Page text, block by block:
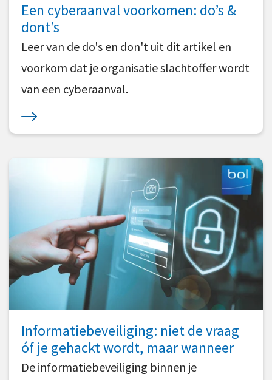
Een cyberaanval voorkomen: do’s &
dont’s
Leer van de do's en don't uit dit artikel en
voorkom dat je organisatie slachtoffer wordt
van een cyberaanval.
Informatiebeveiliging: niet de vraag
óf je gehackt wordt, maar wanneer
De informatiebeveiliging binnen je